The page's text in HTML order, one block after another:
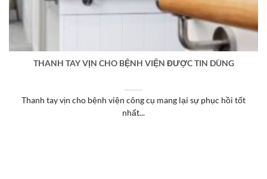
THANH TAY VỊN CHO BỆNH VIỆN ĐƯỢC TIN DÙNG
Thanh tay vịn cho bệnh viện công cụ mang lại sự phục hồi tốt
nhất...